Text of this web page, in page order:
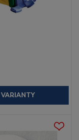
VARIANTY